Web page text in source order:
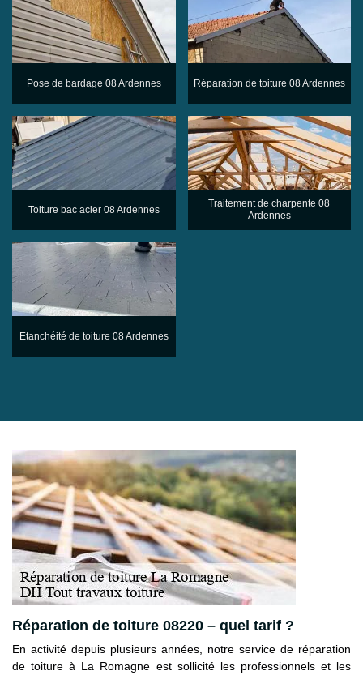
Pose de bardage 08 Ardennes Réparation de toiture 08 Ardennes
Toiture bac acier 08 Ardennes
Traitement de charpente 08
Ardennes
Etanchéité de toiture 08 Ardennes
Réparation de toiture 08220 – quel tarif ?
En activité depuis plusieurs années, notre service de réparation
de toiture à La Romagne est sollicité les professionnels et les